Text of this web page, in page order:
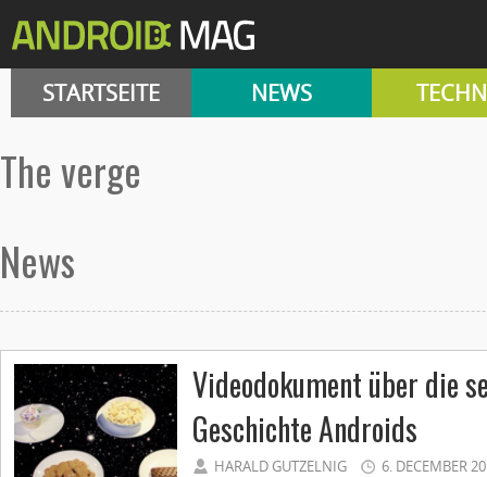
STARTSEITE NEWS
the verge
News
Videodokument über die
Geschichte Androids
HARALD GUTZELNIG 6. DECEMBER